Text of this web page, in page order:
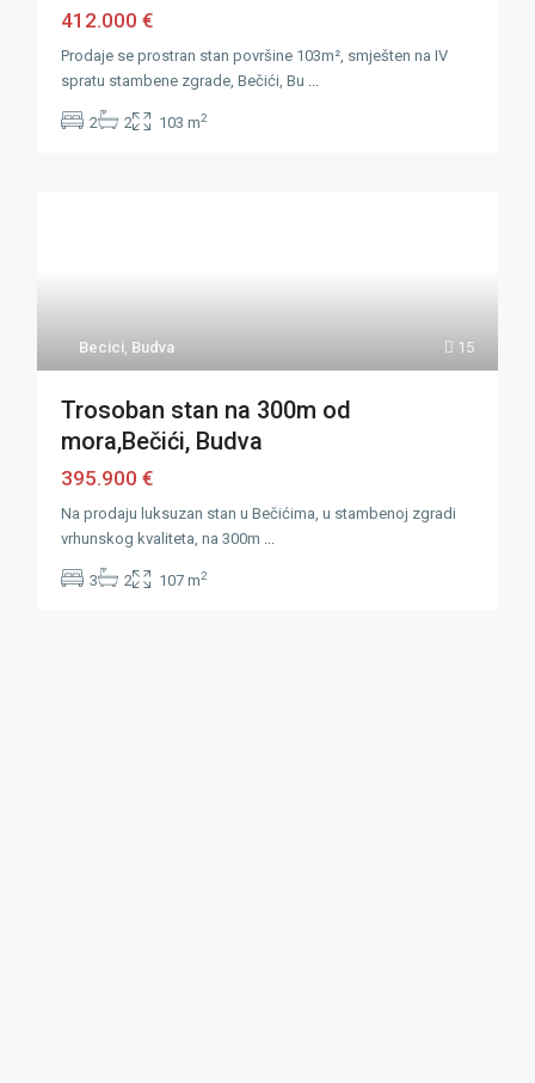
412.000 €
Prodaje se prostran stan površine 103m², smješten na IV
spratu stambene zgrade, Bečići, Bu ...
2 2 103 m2
15
Becici, Budva
Trosoban stan na 300m od
mora,Bečići, Budva
395.900 €
Na prodaju luksuzan stan u Bečićima, u stambenoj zgradi
vrhunskog kvaliteta, na 300m ...
3 2 107 m2